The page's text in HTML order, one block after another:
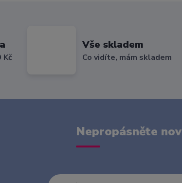
Kč
Vše skladem
Co vidíte, mám skladem
Nepropásněte